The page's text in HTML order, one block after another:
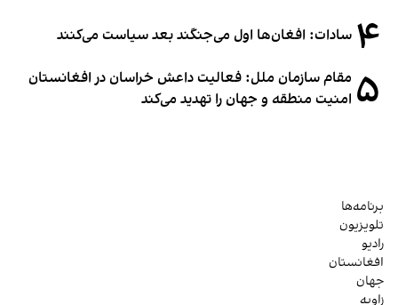
۴ سادات: افغان‌ها اول می‌جنگند بعد سیاست می‌کنند
۵ مقام سازمان ملل: فعالیت داعش خراسان در افغانستان
امنیت منطقه و جهان را تهدید می‌کند
برنامه‌ها
تلویزیون
رادیو
افغانستان
جهان
زاویه